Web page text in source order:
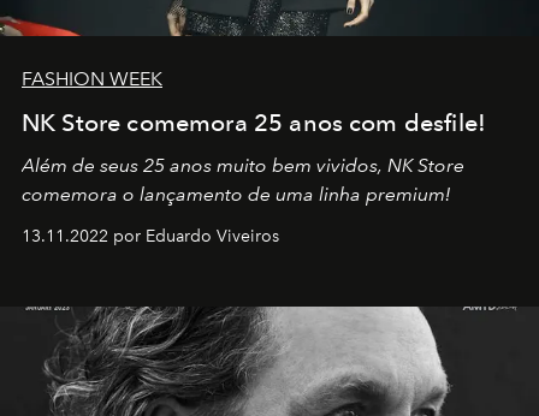
FASHION WEEK
NK Store comemora 25 anos com desfile!
Além de seus 25 anos muito bem vividos, NK Store
comemora o lançamento de uma linha premium!
13.11.2022 por Eduardo Viveiros